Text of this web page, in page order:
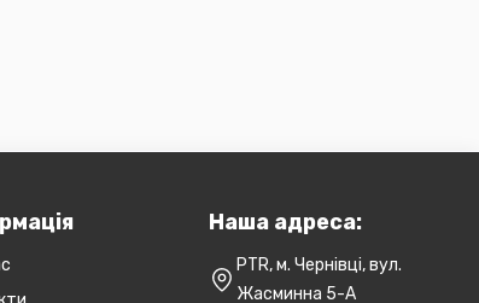
Наша адреса:
PTR, м. Чернівці, вул.
Жасминна 5-А